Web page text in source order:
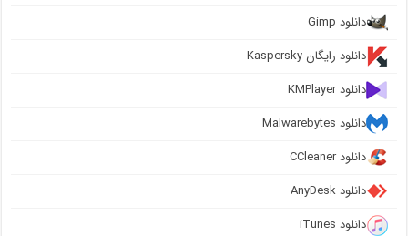
دانلود Gimp
دانلود رایگان Kaspersky
دانلود KMPlayer
دانلود Malwarebytes
دانلود CCleaner
دانلود AnyDesk
دانلود iTunes